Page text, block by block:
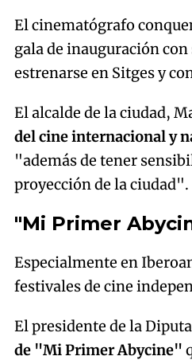
El cinematógrafo
gala de inauguración
estrenarse en Sitges y
El alcalde de la ciudad,
del cine internacional y
"además de tener
proyección de la ciudad".
"Mi Primer
Especialmente en
festivales de cine
El presidente de la
de "Mi Primer Abycine"